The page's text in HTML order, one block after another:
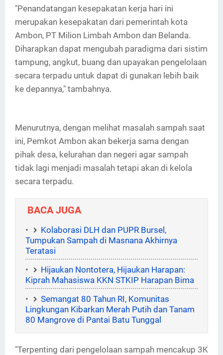
"Penandatangan kesepakatan kerja hari ini
merupakan kesepakatan dari pemerintah kota
Ambon, PT Milion Limbah Ambon dan Belanda.
Diharapkan dapat mengubah paradigma dari sistim
tampung, angkut, buang dan upayakan pengelolaan
secara terpadu untuk dapat di gunakan lebih baik
ke depannya," tambahnya.
Menurutnya, dengan melihat masalah sampah saat
ini, Pemkot Ambon akan bekerja sama dengan
pihak desa, kelurahan dan negeri agar sampah
tidak lagi menjadi masalah tetapi akan di kelola
secara terpadu.
BACA JUGA
Kolaborasi DLH dan PUPR Bursel,
Tumpukan Sampah di Masnana Akhirnya
Teratasi
Hijaukan Nontotera, Hijaukan Harapan:
Kiprah Mahasiswa KKN STKIP Harapan Bima
Semangat 80 Tahun RI, Komunitas
Lingkungan Kibarkan Merah Putih dan Tanam
80 Mangrove di Pantai Batu Tunggal
"Terpenting dari pengelolaan sampah mencakup 3K